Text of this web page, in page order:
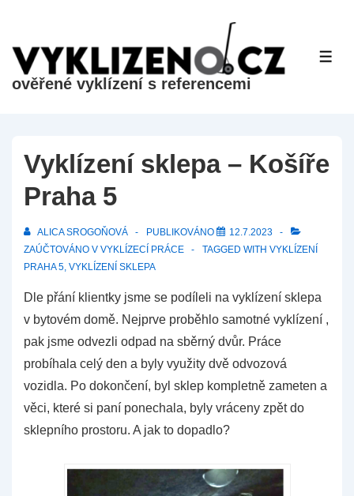
na
hlavní
ověřené vyklízení s referencemi
Vyklízení sklepa – Košíře
Praha 5
ALICA SROGOŇOVÁ PUBLIKOVÁNO
12.7.2023
ZAÚČTOVÁNO V VYKLÍZECÍ PRÁCE TAGGED WITH VYKLÍZENÍ
PRAHA 5, VYKLÍZENÍ SKLEPA
Dle přání klientky jsme se podíleli na vyklízení sklepa
v bytovém domě. Nejprve proběhlo samotné vyklízení ,
pak jsme odvezli odpad na sběrný dvůr. Práce
probíhala celý den a byly využity dvě odvozová
vozidla. Po dokončení, byl sklep kompletně zameten a
věci, které si paní ponechala, byly vráceny zpět do
sklepního prostoru. A jak to dopadlo?